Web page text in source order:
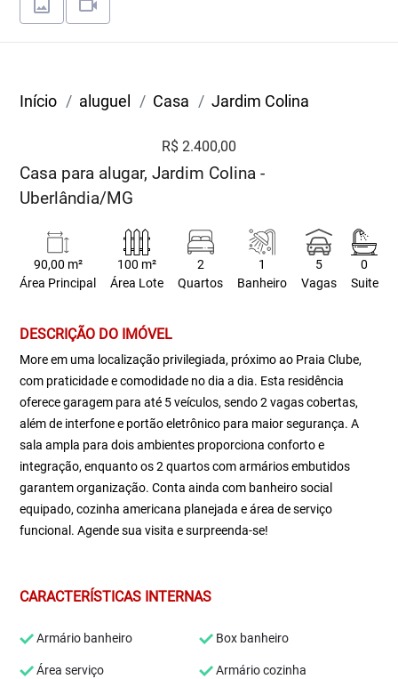
Início aluguel Casa Jardim Colina
R$ 2.400,00
Casa para alugar, Jardim Colina -
Uberlândia/MG
90,00 m²
Área Principal
100 m²
Área Lote
2
Quartos
1
Banheiro
5
Vagas
0
Suite
DESCRIÇÃO DO IMÓVEL
More em uma localização privilegiada, próximo ao Praia Clube,
com praticidade e comodidade no dia a dia. Esta residência
oferece garagem para até 5 veículos, sendo 2 vagas cobertas,
além de interfone e portão eletrônico para maior segurança. A
sala ampla para dois ambientes proporciona conforto e
integração, enquanto os 2 quartos com armários embutidos
garantem organização. Conta ainda com banheiro social
equipado, cozinha americana planejada e área de serviço
funcional. Agende sua visita e surpreenda-se!
CARACTERÍSTICAS INTERNAS
Armário banheiro Box banheiro
Área serviço Armário cozinha